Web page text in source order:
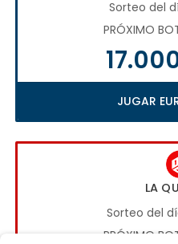
Sorteo del
PRÓXIMO
JUGAR
LA
Sorteo del
PRÓXIMO